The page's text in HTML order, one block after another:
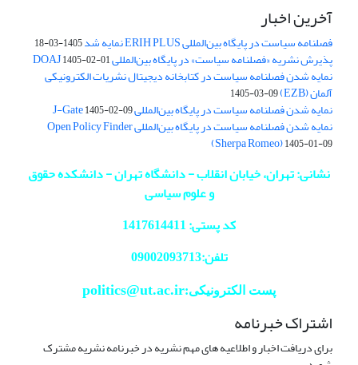
آخرین اخبار
فصلنامه سیاست در پایگاه بین‌المللی ERIH PLUS نمایه شد 1405-03-18
پذیرش نشریه «فصلنامه سیاست» در پایگاه بین‌المللی DOAJ1405-02-01
نمایه شدن فصلنامه سیاست در کتابخانه دیجیتال نشریات الکترونیکی
آلمان (EZB) 1405-03-09
نمایه شدن فصلنامه سیاست در پایگاه بین‌المللی J-Gate1405-02-09
نمایه شدن فصلنامه سیاست در پایگاه بین‌المللی Open Policy Finder
(Sherpa Romeo)1405-01-09
نشانی: تهران، خیابان انقلاب - دانشگاه تهران - دانشکده حقوق
و علوم سیاسی
کد پستی: 1417614411
تلفن:09002093713
پست الکترونیکی:politics@ut.ac.ir
اشتراک خبرنامه
برای دریافت اخبار و اطلاعیه های مهم نشریه در خبرنامه نشریه مشترک